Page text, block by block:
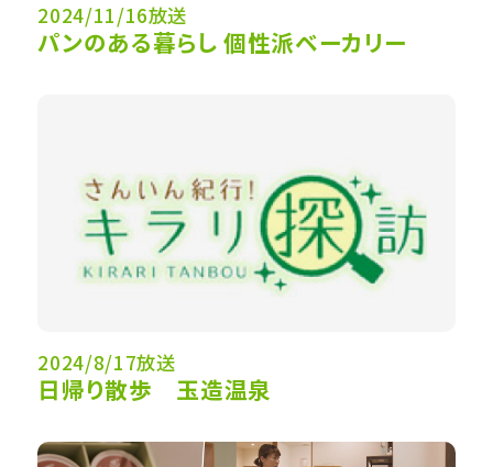
2024/11/16放送
パンのある暮らし 個性派ベーカリー
2024/8/17放送
日帰り散歩 玉造温泉